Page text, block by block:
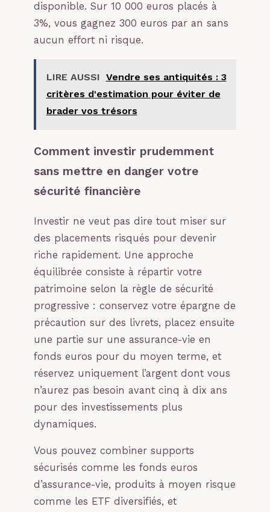
disponible. Sur 10 000 euros placés à
3%, vous gagnez 300 euros par an sans
aucun effort ni risque.
LIRE AUSSI Vendre ses antiquités : 3
critères d'estimation pour éviter de
brader vos trésors
Comment investir prudemment
sans mettre en danger votre
sécurité financière
Investir ne veut pas dire tout miser sur
des placements risqués pour devenir
riche rapidement. Une approche
équilibrée consiste à répartir votre
patrimoine selon la règle de sécurité
progressive : conservez votre épargne de
précaution sur des livrets, placez ensuite
une partie sur une assurance-vie en
fonds euros pour du moyen terme, et
réservez uniquement l’argent dont vous
n’aurez pas besoin avant cinq à dix ans
pour des investissements plus
dynamiques.
Vous pouvez combiner supports
sécurisés comme les fonds euros
d’assurance-vie, produits à moyen risque
comme les ETF diversifiés, et